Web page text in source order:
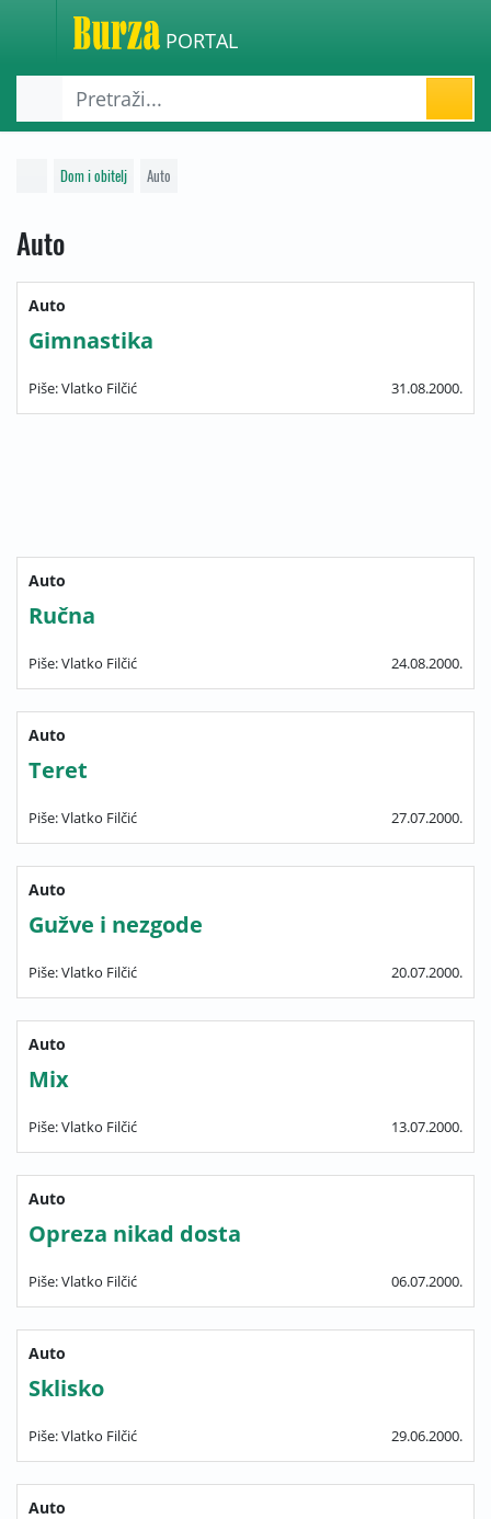
PORTAL
Dom i obitelj Auto
Auto
Auto
Gimnastika
Piše: Vlatko Filčić 31.08.2000.
Auto
Ručna
Piše: Vlatko Filčić 24.08.2000.
Auto
Teret
Piše: Vlatko Filčić 27.07.2000.
Auto
Gužve i nezgode
Piše: Vlatko Filčić 20.07.2000.
Auto
Mix
Piše: Vlatko Filčić 13.07.2000.
Auto
Opreza nikad dosta
Piše: Vlatko Filčić 06.07.2000.
Auto
Sklisko
Piše: Vlatko Filčić 29.06.2000.
Auto